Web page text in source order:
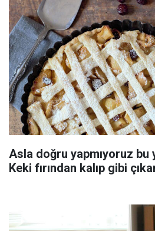
Asla doğru yapmıyoruz bu
Keki fırından kalıp gibi